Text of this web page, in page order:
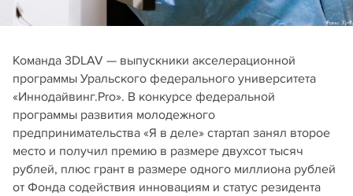
Команда 3DLAV — выпускники акселерационной
программы Уральского федерального университета
«Иннодайвинг.Pro». В конкурсе федеральной
программы развития молодежного
предпринимательства «Я в деле» стартап занял второе
место и получил премию в размере двухсот тысяч
рублей, плюс грант в размере одного миллиона рублей
от Фонда содействия инновациям и статус резидента